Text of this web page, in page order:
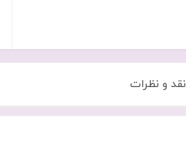
نقد و نظرات